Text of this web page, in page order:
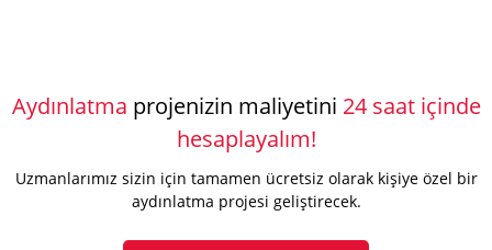
Aydınlatma projenizin maliyetini 24 saat içinde
hesaplayalım!
Uzmanlarımız sizin için tamamen ücretsiz olarak kişiye özel bir
aydınlatma projesi geliştirecek.